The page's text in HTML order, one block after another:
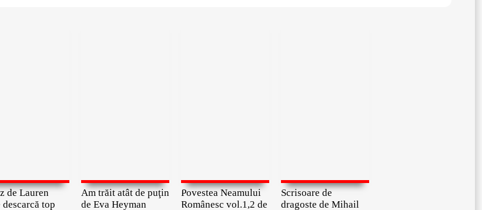
de Lauren
descarcă top
Am trăit atât de puţin
de Eva Heyman
Povestea Neamului
Românesc vol.1,2 de
Scrisoare de
dragoste de Mihail